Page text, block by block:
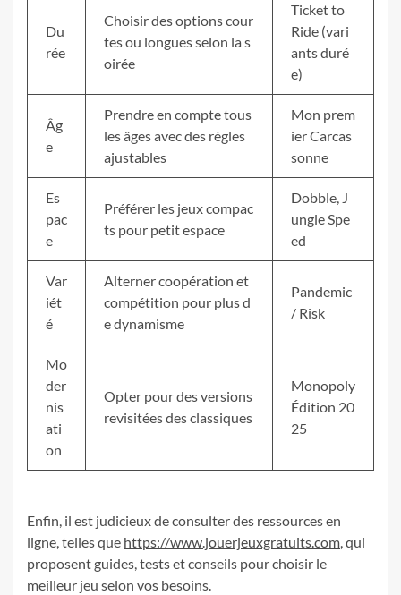
Du
rée
Choisir des options cour
tes ou longues selon la s
oirée
Ticket to
Ride (vari
ants duré
e)
Âg
e
Prendre en compte tous
les âges avec des règles
ajustables
Mon prem
ier Carcas
sonne
Es
pac
e
Préférer les jeux compac
ts pour petit espace
Dobble, J
ungle Spe
ed
Var
iét
é
Alterner coopération et
compétition pour plus d
e dynamisme
Pandemic
/ Risk
Mo
der
nis
ati
on
Opter pour des versions
revisitées des classiques
Monopoly
Édition 20
25
Enfin, il est judicieux de consulter des ressources en
ligne, telles que https://www.jouerjeuxgratuits.com, qui
proposent guides, tests et conseils pour choisir le
meilleur jeu selon vos besoins.